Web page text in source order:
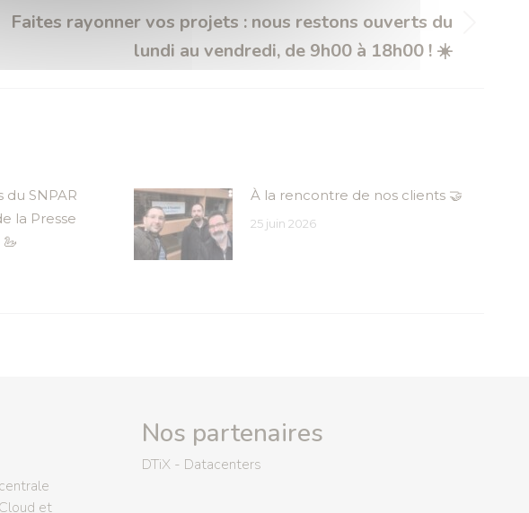
Faites rayonner vos projets : nous restons ouverts du
lundi au vendredi, de 9h00 à 18h00 ! ☀️
du SNPAR
la Presse
À la rencontre de nos clients 🤝
25 juin 2026
et
Nos partenaires
DTiX - Datacenters